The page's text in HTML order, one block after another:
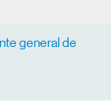
general de